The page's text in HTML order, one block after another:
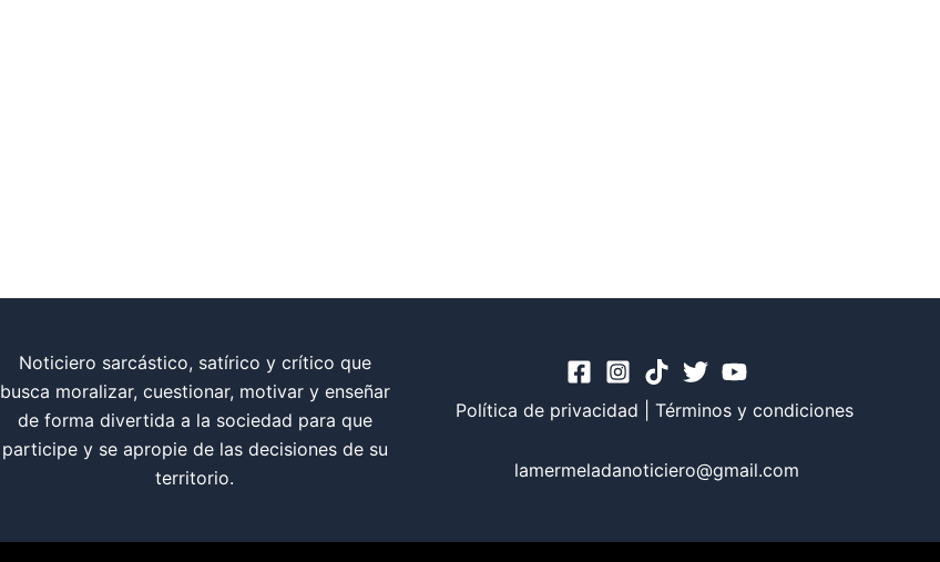
Noticiero sarcástico, satírico y crítico que
busca moralizar, cuestionar, motivar y enseñar
de forma divertida a la sociedad para que
participe y se apropie de las decisiones de su
territorio.
Política de privacidad Términos y condiciones
lamermeladanoticiero@gmail.com